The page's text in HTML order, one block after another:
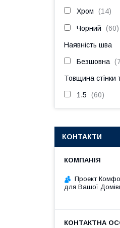
Хром 14
Чорний 60
Наявність шва
Безшовна
Товщина стінки
1.5 60
КОНТАКТИ
Проект
для Вашої